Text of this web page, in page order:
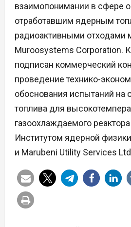
взаимопонимании в сфере
отработавшим ядерным
радиоактивными
Muroosystems Corporation.
подписан коммерческий
проведение технико-
обоснования испытаний на
топлива для
газоохлаждаемого
Институтом ядерной
и Marubeni Utility Services